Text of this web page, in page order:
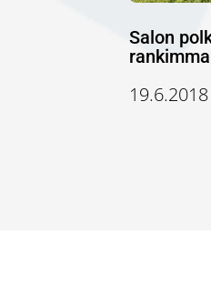
Salon
19.6.2018